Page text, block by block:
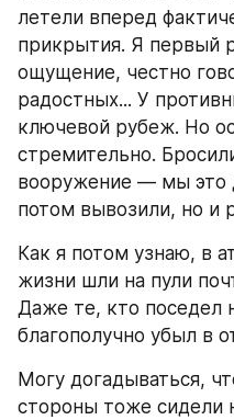
летели вперед
прикрытия. Я первый
ощущение, честно
радостных... У
ключевой рубеж. Но
стремительно.
вооружение — мы это
потом вывозили, но и
Как я потом узнаю, в
жизни шли на пули
Даже те, кто поседел
благополучно убыл в
Могу догадываться,
стороны тоже сидели